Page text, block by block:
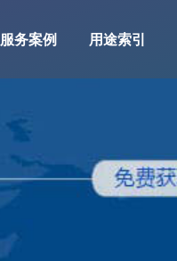
服务案例 用途索引